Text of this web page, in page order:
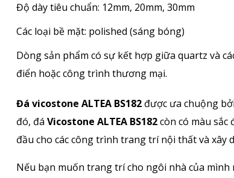
Độ dày tiêu chuẩn: 12mm, 20mm, 30mm
Các loại bề mặt: polished (sáng bóng)
Dòng sản phẩm có sự kết hợp giữa quartz và
điển hoặc công trình thương mại.
Đá vicostone ALTEA BS182 được ưa chuộng
đó, đá Vicostone ALTEA BS182còn có màu
đầu cho các công trình trang trí nội thất và xây
Nếu bạn muốn trang trí cho ngôi nhà của